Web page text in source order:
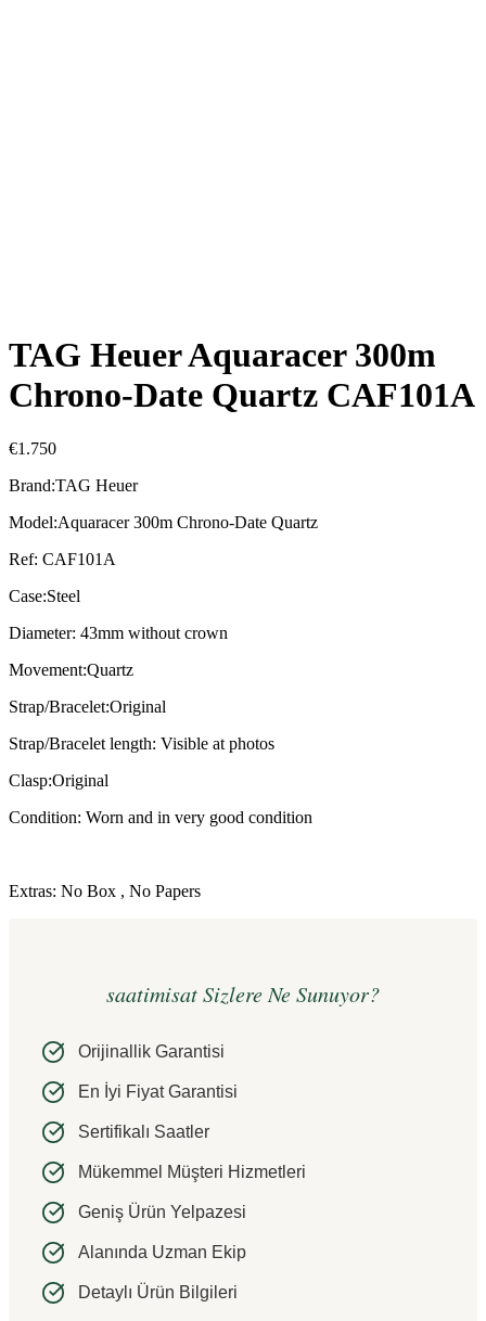
TAG Heuer Aquaracer 300m
Chrono-Date Quartz CAF101A
€1.750
Brand:TAG Heuer
Model:Aquaracer 300m Chrono-Date Quartz
Ref: CAF101A
Case:Steel
Diameter: 43mm without crown
Movement:Quartz
Strap/Bracelet:Original
Strap/Bracelet length: Visible at photos
Clasp:Original
Condition: Worn and in very good condition
Extras: No Box , No Papers
saatimisat Sizlere Ne Sunuyor?
Orijinallik Garantisi
En İyi Fiyat Garantisi
Sertifikalı Saatler
Mükemmel Müşteri Hizmetleri
Geniş Ürün Yelpazesi
Alanında Uzman Ekip
Detaylı Ürün Bilgileri